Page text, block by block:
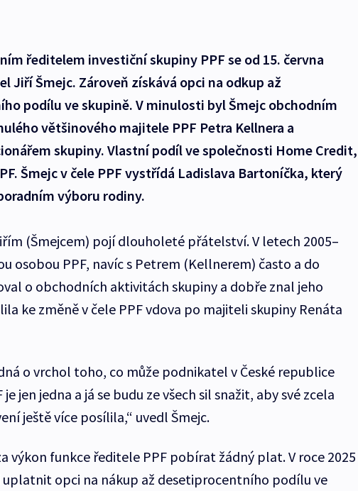
ředitelem investiční skupiny PPF se od 15. června
Jiří Šmejc. Zároveň získává opci na odkup až
podílu ve skupině. V minulosti byl Šmejc obchodním
většinového majitele PPF Petra Kellnera a
skupiny. Vlastní podíl ve společnosti Home Credit,
Šmejc v čele PPF vystřídá Ladislava Bartoníčka, který
výboru rodiny.
(Šmejcem) pojí dlouholeté přátelství. V letech 2005–
osobou PPF, navíc s Petrem (Kellnerem) často a do
o obchodních aktivitách skupiny a dobře znal jeho
ke změně v čele PPF vdova po majiteli skupiny Renáta
o vrchol toho, co může podnikatel v České republice
jen jedna a já se budu ze všech sil snažit, aby své zcela
ještě více posílila,“ uvedl Šmejc.
výkon funkce ředitele PPF pobírat žádný plat. V roce 2025
uplatnit opci na nákup až desetiprocentního podílu ve